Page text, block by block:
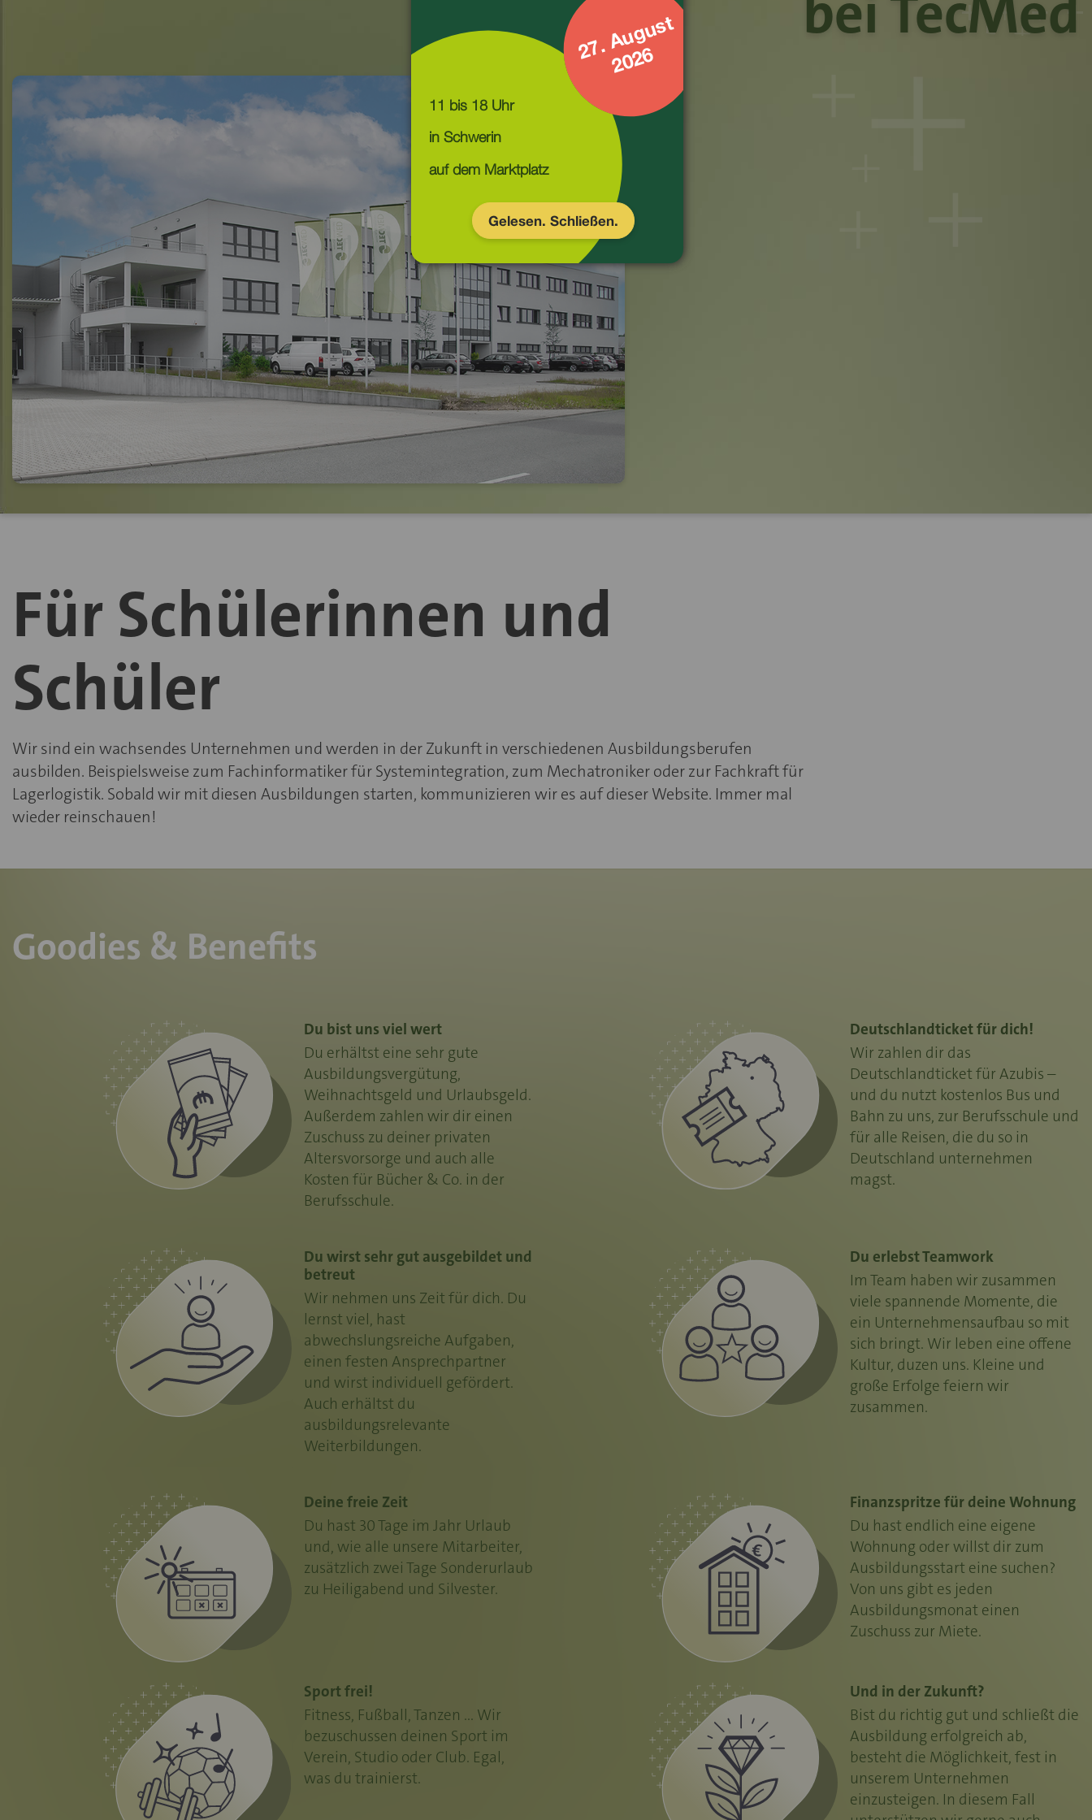
Für Schülerinnen und
Schüler
Wir sind ein wachsendes Unternehmen und werden in der Zukunft in verschiedenen Ausbildungsberufen
ausbilden. Beispielsweise zum Fachinformatiker für Systemintegration, zum Mechatroniker oder zur Fachkraft für
Lagerlogistik. Sobald wir mit diesen Ausbildungen starten, kommunizieren wir es auf dieser Website. Immer mal
wieder reinschauen!
Goodies & Benefits
Du bist uns viel wert
Du erhältst eine sehr gute
Ausbildungsvergütung,
Weihnachtsgeld und Urlaubsgeld.
Außerdem zahlen wir dir einen
Zuschuss zu deiner privaten
Altersvorsorge und auch alle
Kosten für Bücher & Co. in der
Berufsschule.
Deutschlandticket für dich!
Wir zahlen dir das
Deutschlandticket für Azubis –
und du nutzt kostenlos Bus und
Bahn zu uns, zur Berufsschule und
für alle Reisen, die du so in
Deutschland unternehmen
magst.
Du wirst sehr gut ausgebildet und
betreut
Wir nehmen uns Zeit für dich. Du
lernst viel, hast
abwechslungsreiche Aufgaben,
einen festen Ansprechpartner
und wirst individuell gefördert.
Auch erhältst du
ausbildungsrelevante
Weiterbildungen.
Du erlebst Teamwork
Im Team haben wir zusammen
viele spannende Momente, die
ein Unternehmensaufbau so mit
sich bringt. Wir leben eine offene
Kultur, duzen uns. Kleine und
große Erfolge feiern wir
zusammen.
Deine freie Zeit
Du hast 30 Tage im Jahr Urlaub
und, wie alle unsere Mitarbeiter,
zusätzlich zwei Tage Sonderurlaub
zu Heiligabend und Silvester.
Finanzspritze für deine Wohnung
Du hast endlich eine eigene
Wohnung oder willst dir zum
Ausbildungsstart eine suchen?
Von uns gibt es jeden
Ausbildungsmonat einen
Zuschuss zur Miete.
Sport frei!
Fitness, Fußball, Tanzen ... Wir
bezuschussen deinen Sport im
Verein, Studio oder Club. Egal,
was du trainierst.
Und in der Zukunft?
Bist du richtig gut und schließt die
Ausbildung erfolgreich ab,
besteht die Möglichkeit, fest in
unserem Unternehmen
einzusteigen. In diesem Fall
2
7
.
A
u
g
u
s
t
2
0
2
6
11 bis 18 Uhr
auf dem Marktplatz
Gelesen. Schließen.